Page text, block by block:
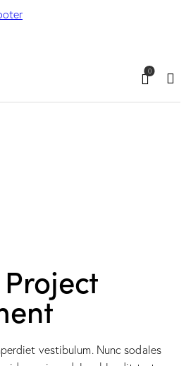
0
vestibulum. Nunc sodales